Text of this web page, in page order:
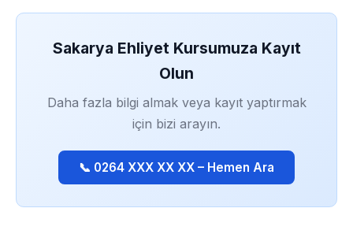
Sakarya Ehliyet Kursumuza Kayıt
Olun
Daha fazla bilgi almak veya kayıt yaptırmak
için bizi arayın.
📞 0264 XXX XX XX – Hemen Ara